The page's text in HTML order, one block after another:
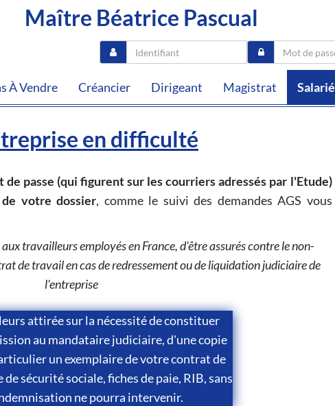
Maître Béatrice Pascual
À Vendre Créancier Dirigeant Magistrat Salarié
en difficulté
passe (qui figurent sur les courriers adressés par l'Etude)
votre dossier, comme le suivi des demandes AGS vous
travailleurs employés en France, d'être assurés contre le non-
de travail en cas de redressement ou de liquidation judiciaire de
l'entreprise
attirée sur la nécessité de constituer
au mandataire judiciaire, d'une copie
un exemplaire de votre contrat de
sécurité sociale, fiches de paie, RIB, sans
ne pourra intervenir.